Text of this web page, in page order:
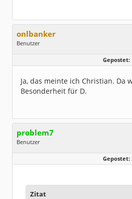
onlbanker
Benutzer
Dabei seit:
05 / 2013
Gepostet:
Ja, das meinte ich Christian. Da
Besonderheit für D.
problem7
Benutzer
Geschlecht:
Alter:
42
Dabei seit:
Gepostet:
Zitat